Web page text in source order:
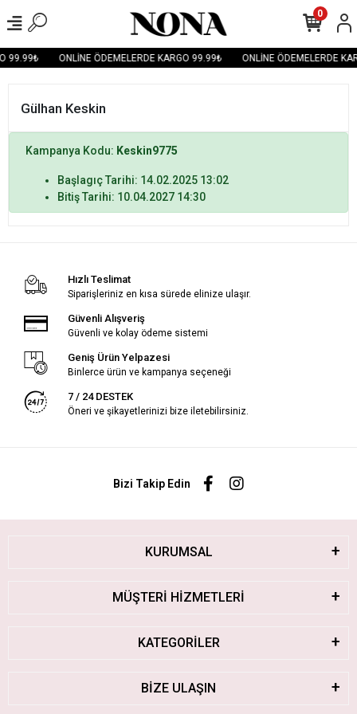
99.99₺ ONLİNE ÖDEMELERDE KARGO 99.99₺ ONLİNE ÖDEMELERDE
0
Gülhan Keskin
Kampanya Kodu: Keskin9775
Başlagıç Tarihi: 14.02.2025 13:02
Bitiş Tarihi: 10.04.2027 14:30
Hızlı Teslimat
Siparişleriniz en kısa sürede elinize ulaşır.
Güvenli Alışveriş
Güvenli ve kolay ödeme sistemi
Geniş Ürün Yelpazesi
Binlerce ürün ve kampanya seçeneği
7 / 24 DESTEK
Öneri ve şikayetlerinizi bize iletebilirsiniz.
Bizi Takip Edin
KURUMSAL
MÜŞTERİ HİZMETLERİ
KATEGORİLER
BİZE ULAŞIN